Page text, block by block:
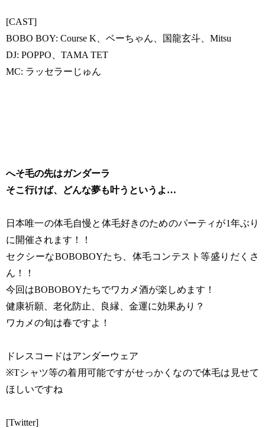
[CAST]
BOBO BOY: Course K、ベーちゃん、国龍玄斗、Mitsu
DJ: POPPO、TAMA TET
MC: ラッセラーじゅん
へそ毛の先はガンダーラ
そこ行けば、どんな夢も叶うというよ…
日本唯一の体毛自慢と体毛好きのためのパーティが1年ぶり
に開催されます！！
セクシーなBOBOBOYたち、体毛コンテスト等盛りだくさ
ん！！
今回はBOBOBOYたちでワカメ酒が楽しめます！
健康祈願、老化防止、良縁、金運に効果あり？
ワカメの旬は春ですよ！
ドレスコードはアンダーウェア
※Tシャツ等の着用可能ですがせっかくなので体毛は見せて
ほしいですね
[Twitter]